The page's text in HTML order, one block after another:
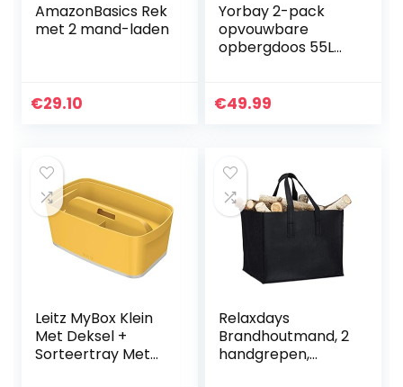
AmazonBasics Rek
met 2 mand-laden
€29.10
Yorbay 2-pack
opvouwbare
opbergdoos 55L
plastic vouwdozen
€49.99
Leitz MyBox Klein
Met Deksel +
Sorteertray Met
Relaxdays
Brandhoutmand, 2
handgrepen,